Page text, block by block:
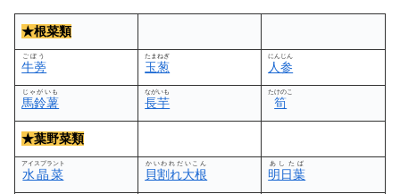
★根菜類
牛蒡
ごぼう
玉葱
たまねぎ
人参
にんじん
馬鈴薯
じゃがいも
長芋
ながいも
筍
たけのこ
★葉野菜類
水晶菜
アイスプラント
貝割れ大根
かいわれだいこん
明日葉
あしたば